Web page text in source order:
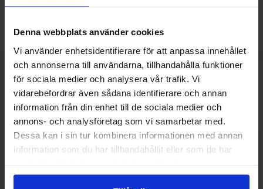
Denna webbplats använder cookies
Vi använder enhetsidentifierare för att anpassa innehållet
och annonserna till användarna, tillhandahålla funktioner
för sociala medier och analysera vår trafik. Vi
vidarebefordrar även sådana identifierare och annan
information från din enhet till de sociala medier och
annons- och analysföretag som vi samarbetar med.
Dessa kan i sin tur kombinera informationen med annan
information som du har tillhandahållit eller som de har
08-06 )
Muut pitivät